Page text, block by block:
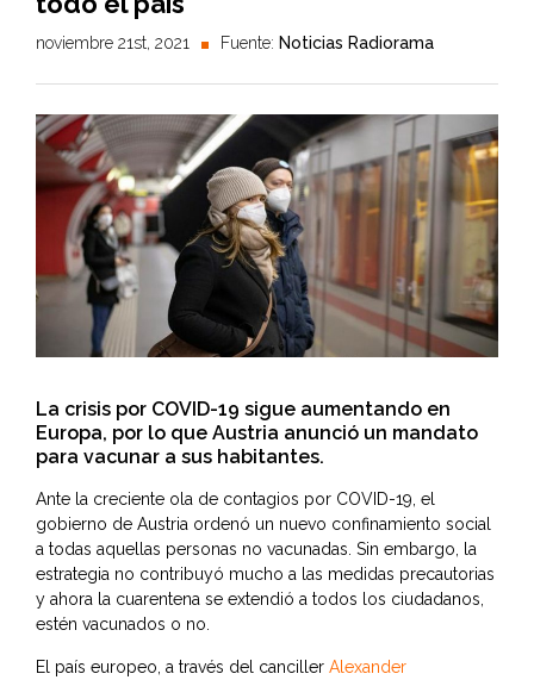
noviembre 21st, 2021 Fuente: Noticias Radiorama
La crisis por COVID-19 sigue aumentando en
Europa, por lo que Austria anunció un mandato
para vacunar a sus habitantes.
Ante la creciente ola de contagios por COVID-19, el
gobierno de Austria ordenó un nuevo confinamiento social
a todas aquellas personas no vacunadas. Sin embargo, la
estrategia no contribuyó mucho a las medidas precautorias
y ahora la cuarentena se extendió a todos los ciudadanos,
estén vacunados o no.
El país europeo, a través del canciller Alexander